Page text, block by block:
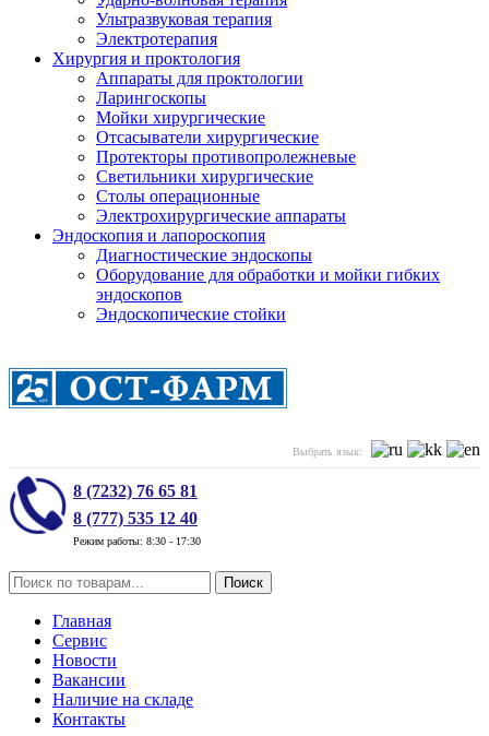
Ультразвуковая терапия
Электротерапия
Хирургия и проктология
Аппараты для проктологии
Ларингоскопы
Мойки хирургические
Отсасыватели хирургические
Протекторы противопролежневые
Светильники хирургические
Столы операционные
Электрохирургические аппараты
Эндоскопия и лапороскопия
Диагностические эндоскопы
Оборудование для обработки и мойки гибких
эндоскопов
Эндоскопические стойки
Выбрать язык:
8 (7232) 76 65 81
8 (777) 535 12 40
Режим работы: 8:30 - 17:30
Поиск
Главная
Сервис
Новости
Вакансии
Наличие на складе
Контакты